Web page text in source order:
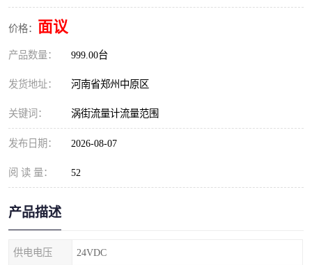
价格： 面议
产品数量： 999.00台
发货地址： 河南省郑州中原区
关键词： 涡街流量计流量范围
发布日期： 2026-08-07
阅 读 量： 52
产品描述
供电电压 24VDC